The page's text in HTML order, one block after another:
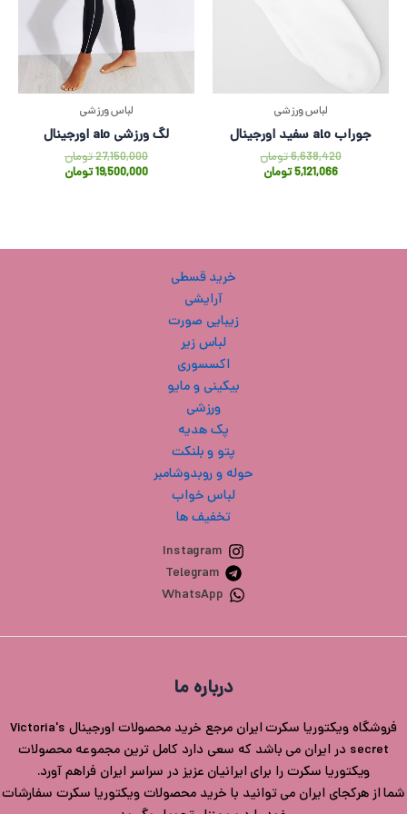
لباس ورزشی
جوراب alo سفید اورجینال
6,638,420تومان
5,121,066تومان
لباس ورزشی
لگ ورزشی alo اورجینال
27,150,000تومان
19,500,000تومان
خرید قسطی
آرایشی
زیبایی صورت
لباس زیر
اکسسوری
بیکینی و مایو
ورزشی
پک هدیه
پتو و بلنکت
حوله و روبدوشامبر
لباس خواب
تخفیف ها
Instagram
Telegram
WhatsApp
درباره ما
فروشگاه ویکتوریا سکرت ایران مرجع خرید محصولات اورجینال Victoria's
secret در ایران می باشد که سعی دارد کامل ترین مجموعه محصولات
ویکتوریا سکرت را برای ایرانیان عزیز در سراسر ایران فراهم آورد.
شما از هرکجای ایران می توانید با خرید محصولات ویکتوریا سکرت سفارشات